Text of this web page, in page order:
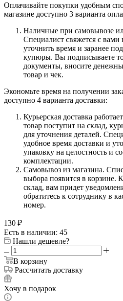
Оплачивайте покупки удобным
магазине доступно 3 варианта
Наличные при самовывозе
Специалист свяжется с вами
уточнить время и заранее
купюры. Вы подписываете
документы, вносите
товар и чек.
Экономьте время на получении
доступно 4 варианта доставки:
Курьерская доставка
товар поступит на склад,
для уточнения деталей.
удобное время доставки и
упаковку на целостность и
комплектации.
Самовывоз из магазина.
выбора появится в корзине.
склад, вам придет
обратитесь к сотруднику в
номер.
130 ₽
Есть в наличии: 45
Нашли дешевле?
В корзину
Рассчитать доставку
Хочу в подарок